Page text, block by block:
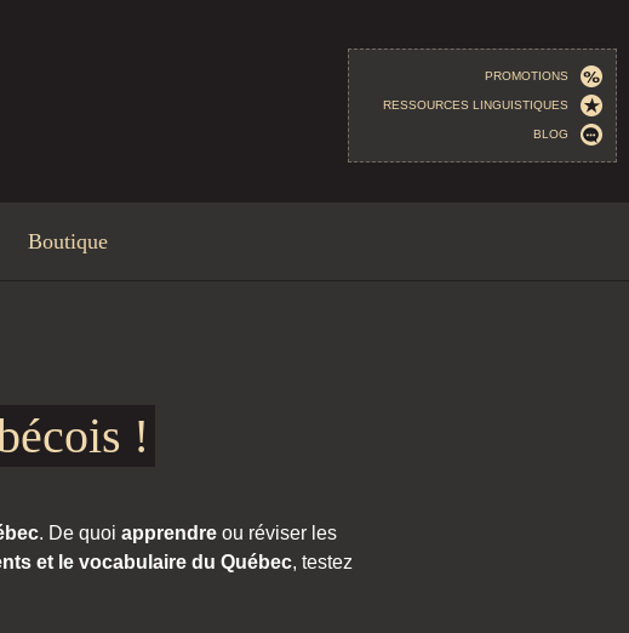
PROMOTIONS
RESSOURCES LINGUISTIQUES
BLOG
Boutique
!
. De quoi apprendre ou réviser les
et le vocabulaire du Québec, testez